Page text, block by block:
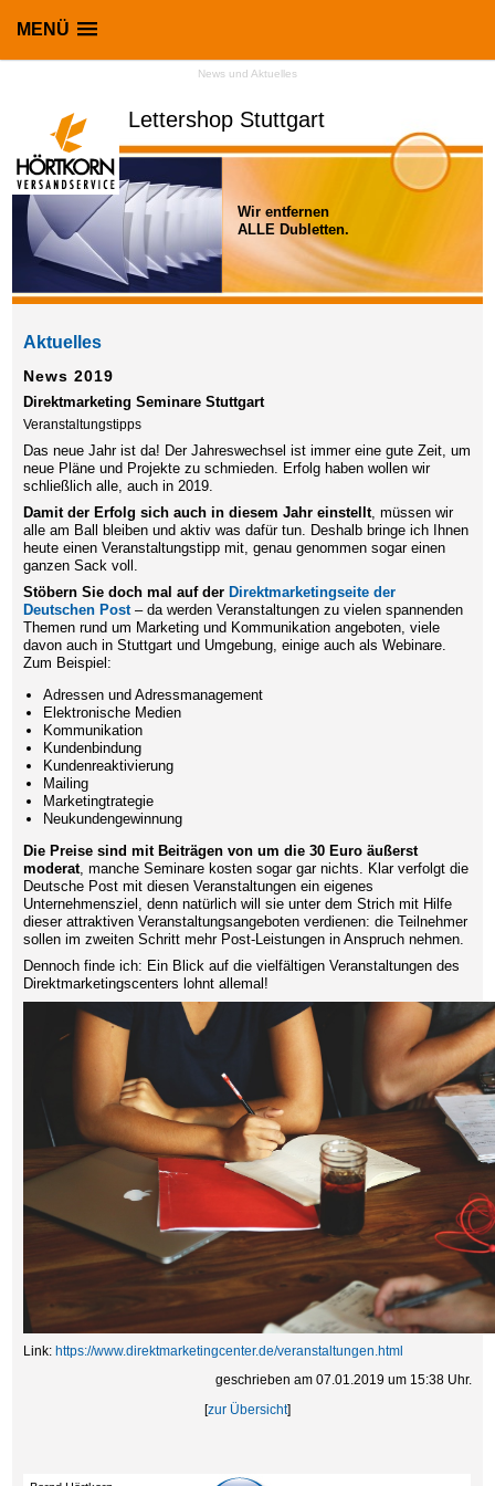
MENÜ
Lettershop Stuttgart
News und Aktuelles
Aktuelles
News 2019
Direktmarketing Seminare Stuttgart
Veranstaltungstipps
Das neue Jahr ist da! Der Jahreswechsel ist immer eine gute Zeit, um
neue Pläne und Projekte zu schmieden. Erfolg haben wollen wir
schließlich alle, auch in 2019.
Damit der Erfolg sich auch in diesem Jahr einstellt, müssen wir
alle am Ball bleiben und aktiv was dafür tun. Deshalb bringe ich Ihnen
heute einen Veranstaltungstipp mit, genau genommen sogar einen
ganzen Sack voll.
Stöbern Sie doch mal auf der Direktmarketingseite der
Deutschen Post– da werden Veranstaltungen zu vielen spannenden
Themen rund um Marketing und Kommunikation angeboten, viele
davon auch in Stuttgart und Umgebung, einige auch als Webinare.
Zum Beispiel:
Adressen und Adressmanagement
Elektronische Medien
Kommunikation
Kundenbindung
Kundenreaktivierung
Mailing
Marketingtrategie
Neukundengewinnung
Die Preise sind mit Beiträgen von um die 30 Euro äußerst
moderat, manche Seminare kosten sogar gar nichts. Klar verfolgt die
Deutsche Post mit diesen Veranstaltungen ein eigenes
Unternehmensziel, denn natürlich will sie unter dem Strich mit Hilfe
dieser attraktiven Veranstaltungsangeboten verdienen: die Teilnehmer
sollen im zweiten Schritt mehr Post-Leistungen in Anspruch nehmen.
Dennoch finde ich: Ein Blick auf die vielfältigen Veranstaltungen des
Direktmarketingscenters lohnt allemal!
Link:https://www.direktmarketingcenter.de/veranstaltungen.html
geschrieben am 07.01.2019 um 15:38 Uhr.
[zur Übersicht]
Wir entfernen
ALLE Dubletten.